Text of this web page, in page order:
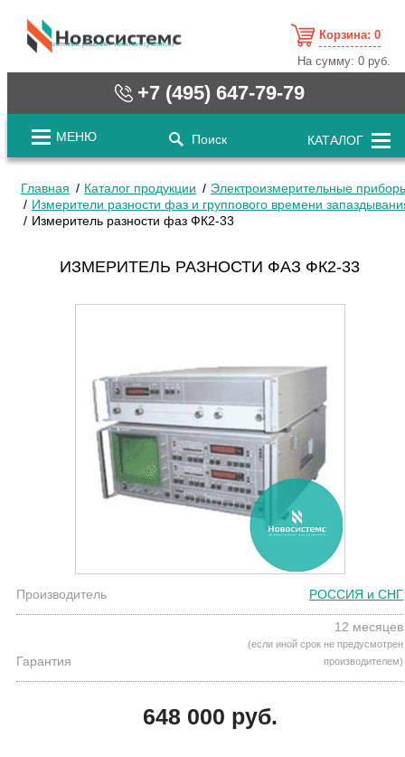
cистемные решения / www.novosystems.ru
Корзина: 0
На сумму:0 руб.
+7 (495) 647-79-79
МЕНЮ Поиск КАТАЛОГ
Главная Каталог продукции
Электроизмерительные
Измерители разности фаз и группового времени
Измеритель разности фаз ФК2-33
ИЗМЕРИТЕЛЬ РАЗНОСТИ ФАЗ ФК2-33
Производитель РОССИЯ и СНГ
Гарантия
12 месяцев
(если иной срок не предусмотрен
производителем)
648 000 руб.